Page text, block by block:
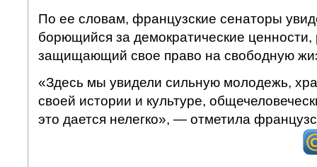
По ее словам, французские сенаторы
борющийся за демократические
защищающий свое право на свободную
«Здесь мы увидели сильную молодежь,
своей истории и культуре,
это дается нелегко», — отметила